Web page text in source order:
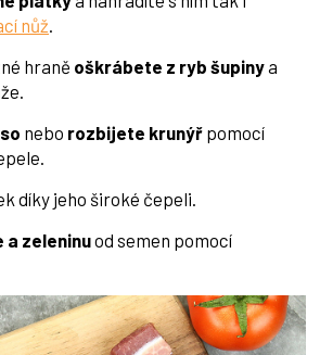
nůž
hraně oškrábete z ryb šupinya
nebo rozbijete krunýř pomocí
díky jeho široké čepeli.
zeleninuod semen pomocí